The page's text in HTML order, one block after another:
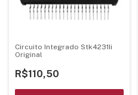
Circuito Integrado Stk4231Ii
Original
R$110,50